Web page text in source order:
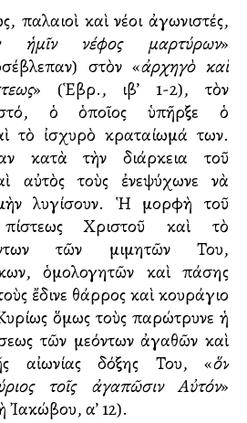
καὶ νέοι ἀγωνιστές,
ἡμῖν νέφος μαρτύρων»
στὸν «ἀρχηγὸ καὶ
» (Ἑβρ., ιβ’ 1-2), τὸν
ὁ ὁποῖος ὑπῆρξε ὁ
τὸ ἰσχυρὸ κραταίωμά των.
κατὰ τὴν διάρκεια τοῦ
αὐτὸς τοὺς ἐνεψύχωνε νὰ
λυγίσουν. Ἡ μορφὴ τοῦ
πίστεως Χριστοῦ καὶ τὸ
τῶν μιμητῶν Του,
ὁμολογητῶν καὶ πάσης
ἔδινε θάρρος καὶ κουράγιο
ὅμως τοὺς παρώτρυνε ἡ
τῶν μελλόντων ἀγαθῶν καὶ
αἰωνίας δόξης Του, «ὅν
τοῖς ἀγαπῶσιν Αὐτόν»
Ἰακώβου, α’ 12).